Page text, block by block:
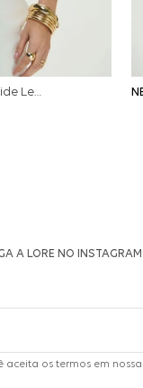
Conjunto Top E Calça Wide Leg Bicolor Alfaitaria - Off White
A LORE NO INSTAGRAM:
aceita os termos em nossa